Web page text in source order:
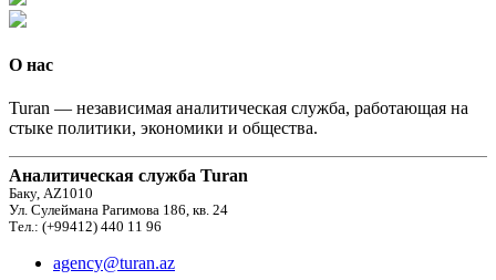
О нас
Turan — независимая аналитическая служба, работающая на
стыке политики, экономики и общества.
Аналитическая служба Turan
Баку, AZ1010
Ул. Сулеймана Рагимова 186, кв. 24
Тел.: (+99412) 440 11 96
agency@turan.az